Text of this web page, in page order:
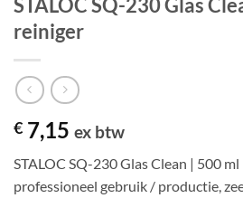
STALOC SQ-230 Glas
reiniger
€ 7,15 ex btw
STALOC SQ-230 Glas Clean | 500
professioneel gebruik / productie,